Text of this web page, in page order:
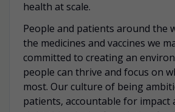
health at scale.
People and patients around the
the medicines and vaccines we
committed to creating an
people can thrive and focus on
most. Our culture of being
patients, accountable for impact